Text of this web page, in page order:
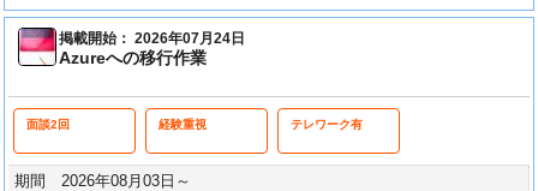
掲載開始： 2026年07月24日
Azureへの移行作業
面談2回 経験重視 テレワーク有
期間 2026年08月03日～